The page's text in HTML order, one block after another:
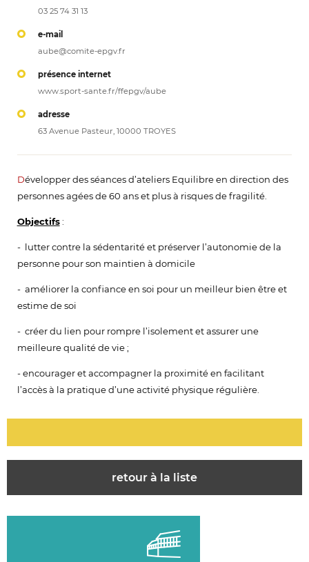
03 25 74 31 13
e-mail
aube@comite-epgv.fr
présence internet
www.sport-sante.fr/ffepgv/aube
adresse
63 Avenue Pasteur, 10000 TROYES
Développer des séances d’ateliers Equilibre en direction des
personnes agées de 60 ans et plus à risques de fragilité.
Objectifs:
- lutter contre la sédentarité et préserver l’autonomie de la
personne pour son maintien à domicile
- améliorer la confiance en soi pour un meilleur bien être et
estime de soi
- créer du lien pour rompre l’isolement et assurer une
meilleure qualité de vie ;
- encourager et accompagner la proximité en facilitant
l’accès à la pratique d’une activité physique régulière.
retour à la liste